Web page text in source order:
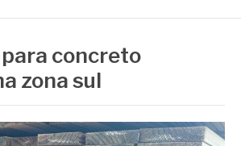
concreto
zona sul